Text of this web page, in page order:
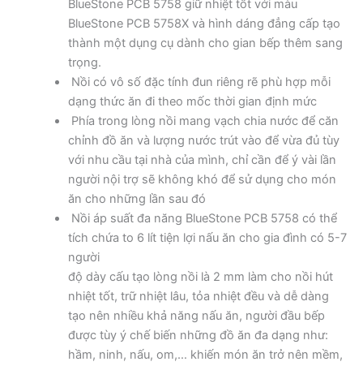
BlueStone PCB 5758 giữ nhiệt tốt với màu
BlueStone PCB 5758X và hình dáng đẳng cấp tạo
thành một dụng cụ dành cho gian bếp thêm sang
trọng.
Nồi có vô số đặc tính đun riêng rẽ phù hợp mỗi
dạng thức ăn đi theo mốc thời gian định mức
Phía trong lòng nồi mang vạch chia nước để căn
chỉnh đồ ăn và lượng nước trút vào để vừa đủ tùy
với nhu cầu tại nhà của mình, chỉ cần để ý vài lần
người nội trợ sẽ không khó để sử dụng cho món
ăn cho những lần sau đó
Nồi áp suất đa năng BlueStone PCB 5758 có thể
tích chứa to 6 lít tiện lợi nấu ăn cho gia đình có 5-7
người
độ dày cấu tạo lòng nồi là 2 mm làm cho nồi hút
nhiệt tốt, trữ nhiệt lâu, tỏa nhiệt đều và dễ dàng
tạo nên nhiều khả năng nấu ăn, người đầu bếp
được tùy ý chế biến những đồ ăn đa dạng như:
hầm, ninh, nấu, om,… khiến món ăn trở nên mềm,